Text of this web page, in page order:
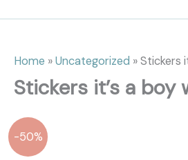
Home »Uncategorized »Stickers
Stickers it’s a boy
-50%